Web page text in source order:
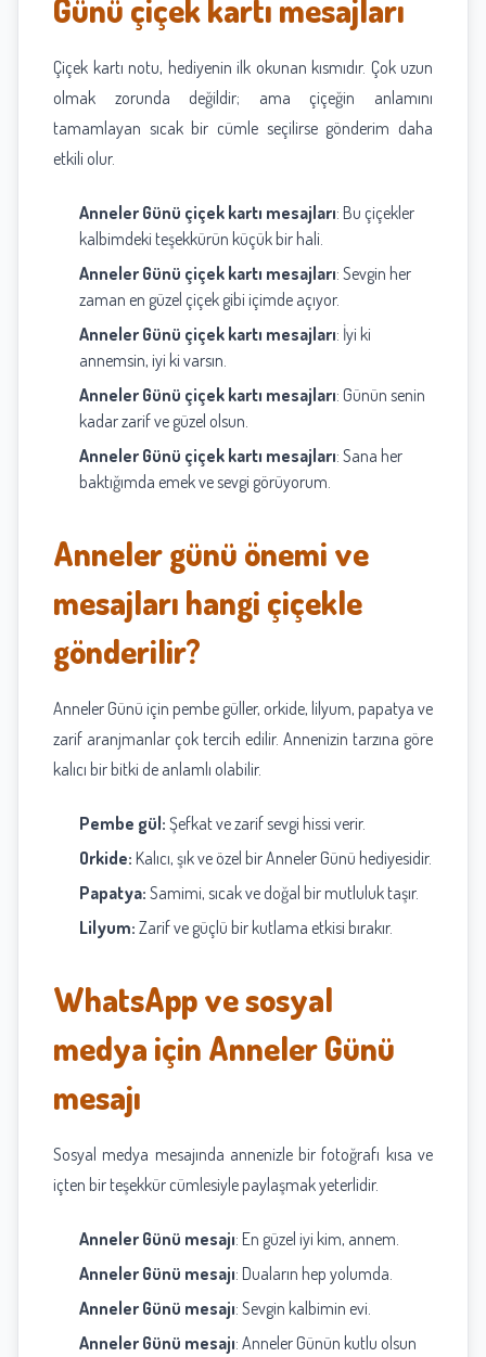
Günü çiçek kartı mesajları
Çiçek kartı notu, hediyenin ilk okunan kısmıdır. Çok uzun
olmak zorunda değildir; ama çiçeğin anlamını
tamamlayan sıcak bir cümle seçilirse gönderim daha
etkili olur.
Anneler Günü çiçek kartı mesajları: Bu çiçekler
kalbimdeki teşekkürün küçük bir hali.
Anneler Günü çiçek kartı mesajları: Sevgin her
zaman en güzel çiçek gibi içimde açıyor.
Anneler Günü çiçek kartı mesajları: İyi ki
annemsin, iyi ki varsın.
Anneler Günü çiçek kartı mesajları: Günün senin
kadar zarif ve güzel olsun.
Anneler Günü çiçek kartı mesajları: Sana her
baktığımda emek ve sevgi görüyorum.
Anneler günü önemi ve
mesajları hangi çiçekle
gönderilir?
Anneler Günü için pembe güller, orkide, lilyum, papatya ve
zarif aranjmanlar çok tercih edilir. Annenizin tarzına göre
kalıcı bir bitki de anlamlı olabilir.
Pembe gül: Şefkat ve zarif sevgi hissi verir.
Orkide: Kalıcı, şık ve özel bir Anneler Günü hediyesidir.
Papatya: Samimi, sıcak ve doğal bir mutluluk taşır.
Lilyum: Zarif ve güçlü bir kutlama etkisi bırakır.
WhatsApp ve sosyal
medya için Anneler Günü
mesajı
Sosyal medya mesajında annenizle bir fotoğrafı kısa ve
içten bir teşekkür cümlesiyle paylaşmak yeterlidir.
Anneler Günü mesajı: En güzel iyi kim, annem.
Anneler Günü mesajı: Duaların hep yolumda.
Anneler Günü mesajı: Sevgin kalbimin evi.
Anneler Günü mesajı: Anneler Günün kutlu olsun